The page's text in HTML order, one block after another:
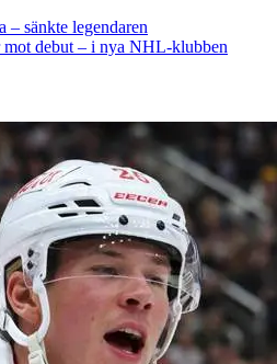
– sänkte legendaren
mot debut – i nya NHL-klubben